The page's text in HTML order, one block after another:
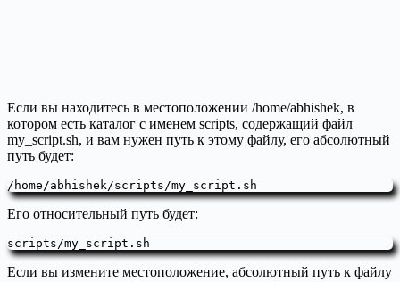
Если вы находитесь в местоположении /home/abhishek, в
котором есть каталог с именем scripts, содержащий файл
my_script.sh, и вам нужен путь к этому файлу, его абсолютный
путь будет:
/home/abhishek/scripts/my_script.sh
Его относительный путь будет:
scripts/my_script.sh
Если вы измените местоположение, абсолютный путь к файлу